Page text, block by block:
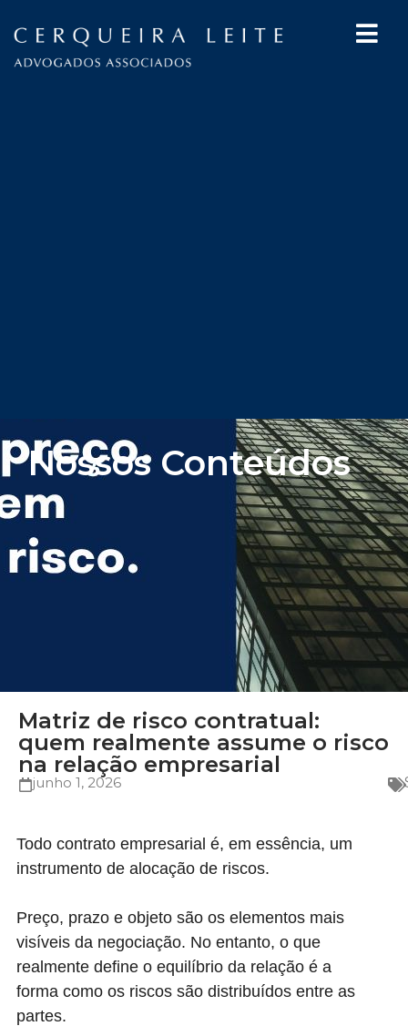
Nossos Conteúdos
Matriz de risco contratual:
quem realmente assume o risco
na relação empresarial
junho 1, 2026
Todo contrato empresarial é, em essência, um
instrumento de alocação de riscos.
Preço, prazo e objeto são os elementos mais
visíveis da negociação. No entanto, o que
realmente define o equilíbrio da relação é a
forma como os riscos são distribuídos entre as
partes.